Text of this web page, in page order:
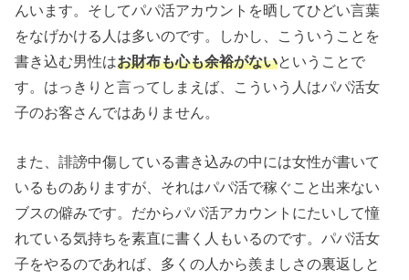
んいます。そしてパパ活アカウントを晒してひどい言葉
をなげかける人は多いのです。しかし、こういうことを
書き込む男性はお財布も心も余裕がないということで
す。はっきりと言ってしまえば、こういう人はパパ活女
子のお客さんではありません。
また、誹謗中傷している書き込みの中には女性が書いて
いるものありますが、それはパパ活で稼ぐこと出来ない
ブスの僻みです。だからパパ活アカウントにたいして憧
れている気持ちを素直に書く人もいるのです。パパ活女
子をやるのであれば、多くの人から羨ましさの裏返しと